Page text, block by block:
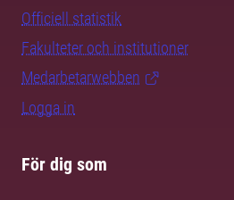
Officiell statistik
Fakulteter och institutioner
Medarbetarwebben
Logga in
För dig som